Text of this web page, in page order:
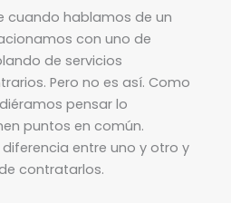
cuando hablamos de un
con uno de
de servicios
Pero no es así. Como
pensar lo
puntos en común.
entre uno y otro y
contratarlos.